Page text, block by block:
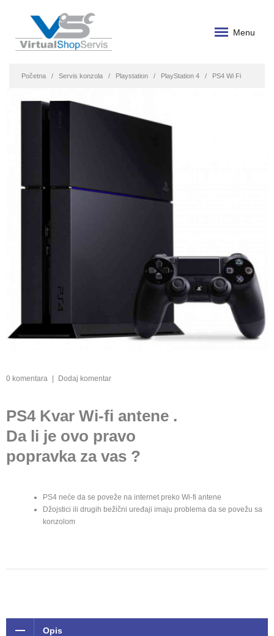
Menu
Početna Servis konzola Playstation PlayStation 4 PS4 Wi Fi
0 komentara Dodaj komentar
PS4 Kvar Wi-fi antene .
Da li je ovo pravo
popravka za vas ?
PS4 neće da se poveže na internet preko Wi-fi antene
Džojstici ili drugih bežični uređaji imaju problema da se povežu sa
konzolom
Opis